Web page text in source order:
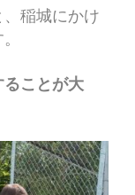
稲城にかけ
ことが大